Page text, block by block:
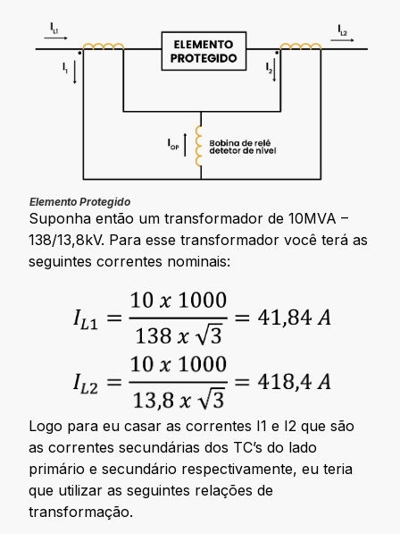
Elemento Protegido
Suponha então um transformador de 10MVA –
138/13,8kV. Para esse transformador você terá as
seguintes correntes nominais:
Logo para eu casar as correntes I1 e I2 que são
as correntes secundárias dos TC’s do lado
primário e secundário respectivamente, eu teria
que utilizar as seguintes relações de
transformação.